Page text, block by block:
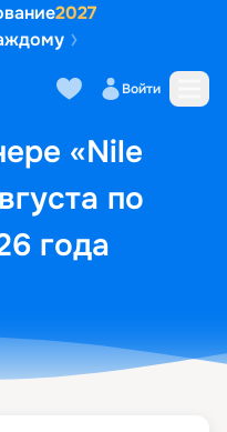
2027
Войти
«Nile
по
года
Маршрут и